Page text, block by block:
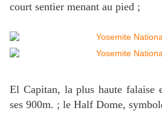
court sentier menant au pied ;
El Capitan, la plus haute falaise
ses 900m. ; le Half Dome,